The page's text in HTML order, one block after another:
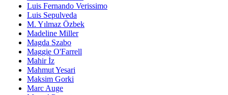
Luis Fernando Verissimo
Luis Sepulveda
M. Yılmaz Özbek
Madeline Miller
Magda Szabo
Maggie O'Farrell
Mahir İz
Mahmut Yesari
Maksim Gorki
Marc Auge